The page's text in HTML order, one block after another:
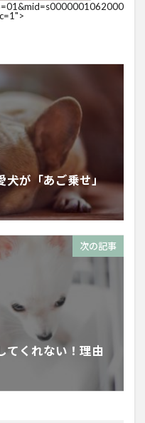
犬が「あご乗せ」
次の記事
てくれない！理由